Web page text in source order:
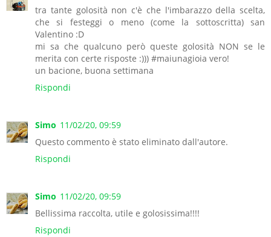
tra tante golosità non c'è che l'imbarazzo della scelta,
che si festeggi o meno (come la sottoscritta) san
Valentino :D
mi sa che qualcuno però queste golosità NON se le
merita con certe risposte :))) #maiunagioia vero!
un bacione, buona settimana
Rispondi
Simo 11/02/20, 09:59
Questo commento è stato eliminato dall'autore.
Rispondi
Simo 11/02/20, 09:59
Bellissima raccolta, utile e golosissima!!!!
Rispondi